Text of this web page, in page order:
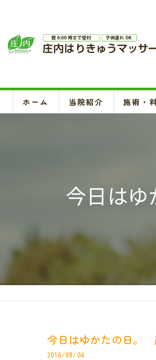
ホーム 当院紹介 施術・
今日は
今日はゆかたの日。
2016/08/04